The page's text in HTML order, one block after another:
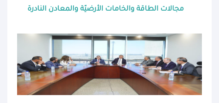
مجالات الطاقة والخامات الأرضيّة والمعادن النادرة